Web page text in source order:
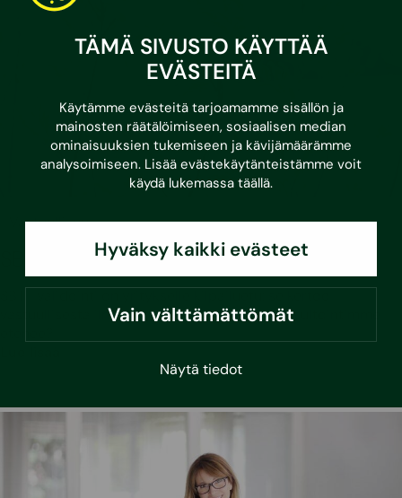
TÄMÄ SIVUSTO KÄYTTÄÄ
EVÄSTEITÄ
Käytämme evästeitä tarjoamamme sisällön ja
mainosten räätälöimiseen, sosiaalisen median
ominaisuuksien tukemiseen ja kävijämäärämme
analysoimiseen. Lisää evästekäytänteistämme voit
käydä lukemassa täällä.
Hyväksy kaikki evästeet
Vain välttämättömät
Näytä tiedot
Vastuullisuus •21.5.2026
SBTi – työkalu yrityksesi ilmastotyöhön
vastuullisesta ilmastotyöstä. Miten SBTi-konsultointimme